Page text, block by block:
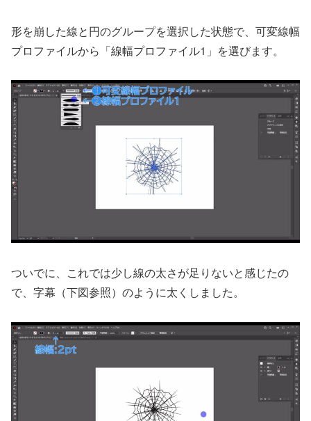
形を崩した線と円のグループを選択した状態で、可変線幅
プロファイルから「線幅プロファイル1」を選びます。
ついでに、これでは少し線の太さが足りないと感じたの
で、字幕（下図参照）のように太くしました。